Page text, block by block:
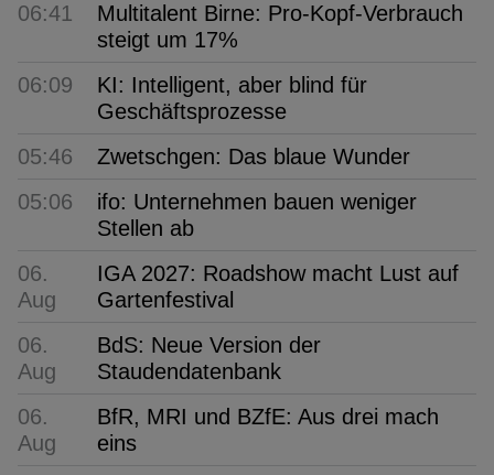
06:41
Multitalent Birne: Pro-Kopf-Verbrauch
steigt um 17%
06:09
KI: Intelligent, aber blind für
Geschäftsprozesse
05:46
Zwetschgen: Das blaue Wunder
05:06
ifo: Unternehmen bauen weniger
Stellen ab
06.
Aug
IGA 2027: Roadshow macht Lust auf
Gartenfestival
06.
Aug
BdS: Neue Version der
Staudendatenbank
06.
Aug
BfR, MRI und BZfE: Aus drei mach
eins